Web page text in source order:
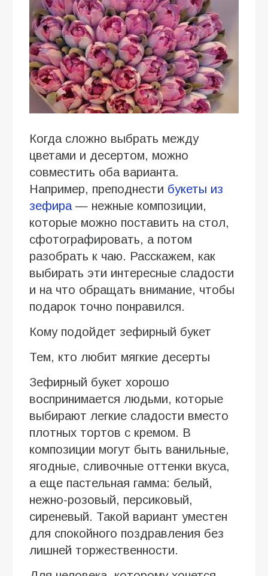
Когда сложно выбрать между
цветами и десертом, можно
совместить оба варианта.
Например, преподнести букеты из
зефира— нежные композиции,
которые можно поставить на стол,
сфотографировать, а потом
разобрать к чаю. Расскажем, как
выбирать эти интересные сладости
и на что обращать внимание, чтобы
подарок точно понравился.
Кому подойдет зефирный букет
Тем, кто любит мягкие десерты
Зефирный букет хорошо
воспринимается людьми, которые
выбирают легкие сладости вместо
плотных тортов с кремом. В
композиции могут быть ванильные,
ягодные, сливочные оттенки вкуса,
а еще пастельная гамма: белый,
нежно-розовый, персиковый,
сиреневый. Такой вариант уместен
для спокойного поздравления без
лишней торжественности.